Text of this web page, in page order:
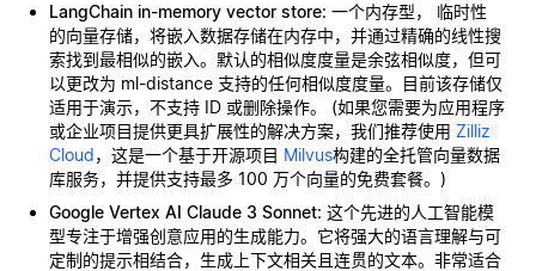
LangChain in-memory vector store: 一个内存型， 临时性
的向量存储，将嵌入数据存储在内存中，并通过精确的线性搜
索找到最相似的嵌入。默认的相似度度量是余弦相似度，但可
以更改为 ml-distance 支持的任何相似度度量。目前该存储仅
适用于演示，不支持 ID 或删除操作。 (如果您需要为应用程序
或企业项目提供更具扩展性的解决方案，我们推荐使用 Zilliz
Cloud，这是一个基于开源项目 Milvus构建的全托管向量数据
库服务，并提供支持最多 100 万个向量的免费套餐。)
Google Vertex AI Claude 3 Sonnet: 这个先进的人工智能模
型专注于增强创意应用的生成能力。它将强大的语言理解与可
定制的提示相结合，生成上下文相关且连贯的文本。非常适合